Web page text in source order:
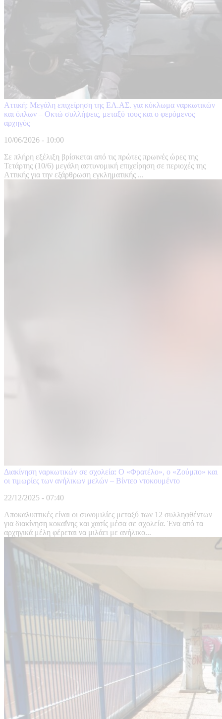
Αττική: Μεγάλη επιχείρηση της ΕΛ.ΑΣ. για κύκλωμα ναρκωτικών
και όπλων – Οκτώ συλλήψεις, μεταξύ τους και ο φερόμενος
αρχηγός
10/06/2026 - 10:00
Σε πλήρη εξέλιξη βρίσκεται από τις πρώτες πρωινές ώρες της
Τετάρτης (10/6) μεγάλη αστυνομική επιχείρηση σε περιοχές της
Αττικής για την εξάρθρωση εγκληματικής ...
Διακίνηση ναρκωτικών σε σχολεία: Ο «Φρατέλο», ο «Ζούμπο» και
οι τιμωρίες των ανήλικων μελών – Βίντεο ντοκουμέντο
22/12/2025 - 07:40
Αποκαλυπτικές είναι οι συνομιλίες μεταξύ των 12 συλληφθέντων
για διακίνηση κοκαΐνης και χασίς μέσα σε σχολεία. Ένα από τα
αρχηγικά μέλη φέρεται να μιλάει με ανήλικο...